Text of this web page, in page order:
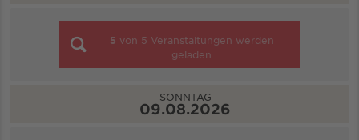
5 von 5 Veranstaltungen werden
geladen
SONNTAG
09.08.2026